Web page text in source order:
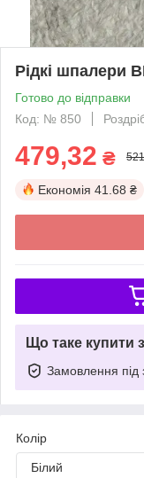
Рідкі шпалери
Готово до відправки
Код: № 850
479,32 ₴
Економія 41.68 ₴
Що таке купити
Замовлення під
Колір
Білий